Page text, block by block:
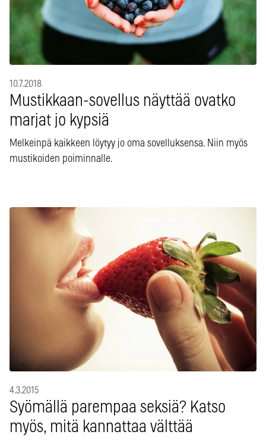
10.7.2018
Mustikkaan-sovellus näyttää ovatko
marjat jo kypsiä
Melkeinpä kaikkeen löytyy jo oma sovelluksensa. Niin myös
mustikoiden poiminnalle.
4.3.2015
Syömällä parempaa seksiä? Katso
myös, mitä kannattaa välttää